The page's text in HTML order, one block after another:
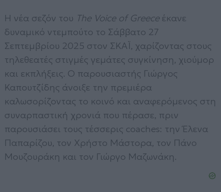
Η νέα σεζόν του The Voice of Greeceέκανε
δυναμικό ντεμπούτο το Σάββατο 27
Σεπτεμβρίου 2025 στον ΣΚΑΪ, χαρίζοντας στους
τηλεθεατές στιγμές γεμάτες συγκίνηση, χιούμορ
και εκπλήξεις. Ο παρουσιαστής Γιώργος
Καπουτζίδης άνοιξε την πρεμιέρα
καλωσορίζοντας το κοινό και αναφερόμενος στη
συναρπαστική χρονιά που πέρασε, πριν
παρουσιάσει τους τέσσερις coaches: την Έλενα
Παπαρίζου, τον Χρήστο Μάστορα, τον Πάνο
Μουζουράκη και τον Γιώργο Μαζωνάκη.